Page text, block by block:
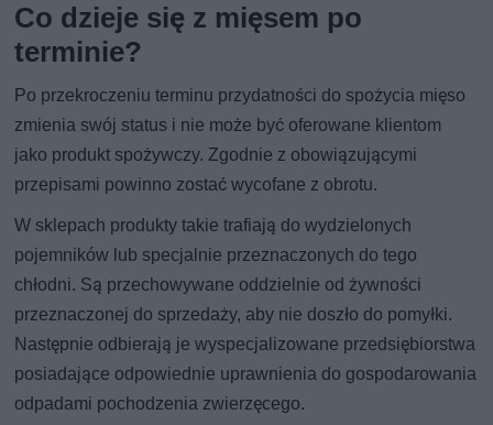
Co dzieje się z mięsem po
terminie?
Po przekroczeniu terminu przydatności do spożycia mięso
zmienia swój status i nie może być oferowane klientom
jako produkt spożywczy. Zgodnie z obowiązującymi
przepisami powinno zostać wycofane z obrotu.
W sklepach produkty takie trafiają do wydzielonych
pojemników lub specjalnie przeznaczonych do tego
chłodni. Są przechowywane oddzielnie od żywności
przeznaczonej do sprzedaży, aby nie doszło do pomyłki.
Następnie odbierają je wyspecjalizowane przedsiębiorstwa
posiadające odpowiednie uprawnienia do gospodarowania
odpadami pochodzenia zwierzęcego.